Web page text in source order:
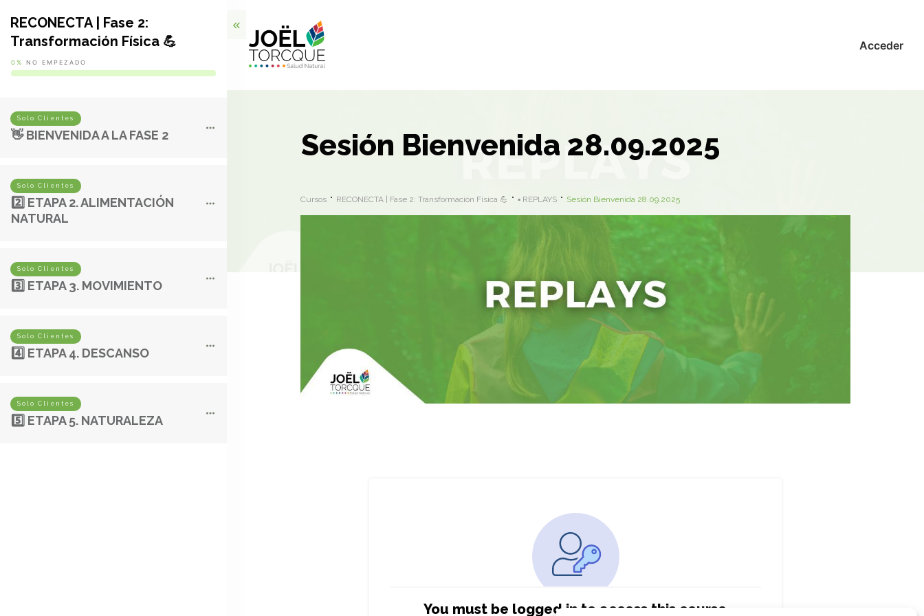
Acceder
Sesión Bienvenida 28.09.2025
Cursos RECONECTA | Fase 2: Transformación Física 💪 ▪️ REPLAYS Sesión Bienvenida 28.09.2025
You must be logged in to access this course
RECONECTA | Fase 2:
Transformación Física 💪
0% NO EMPEZADO
Solo Clientes
👋 BIENVENIDA A LA FASE 2
Solo Clientes
2️⃣ ETAPA 2. ALIMENTACIÓN
NATURAL
Solo Clientes
3️⃣ ETAPA 3. MOVIMIENTO
Solo Clientes
4️⃣ ETAPA 4. DESCANSO
Solo Clientes
5️⃣ ETAPA 5. NATURALEZA